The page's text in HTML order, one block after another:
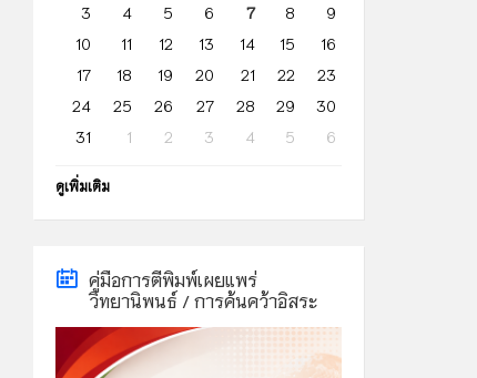
days
3
4 5 6 7 8
9
10
11 12 13 14 15
16
17
18 19 20 21 22
23
24
25 26 27 28 29
30
31
1 2 3 4 5
6
to
ดูเพิ่มเติม
คู่มือการตีพิมพ์เผยแพร่
วิทยานิพนธ์ / การค้นคว้าอิสระ